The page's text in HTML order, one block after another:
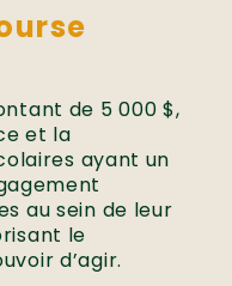
de 5 000 $,
et la
ayant un
au sein de leur
le
d’agir.